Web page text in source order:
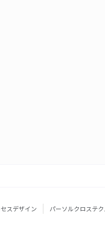
スデザイン パーソルクロステ